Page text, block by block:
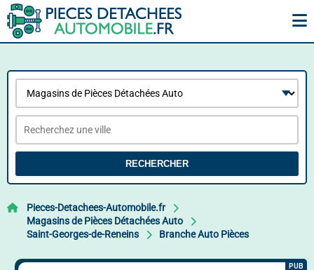
RECHERCHER
Pieces-Detachees-Automobile.fr
Magasins de Pièces Détachées Auto
Saint-Georges-de-Reneins
Branche Auto Pièces